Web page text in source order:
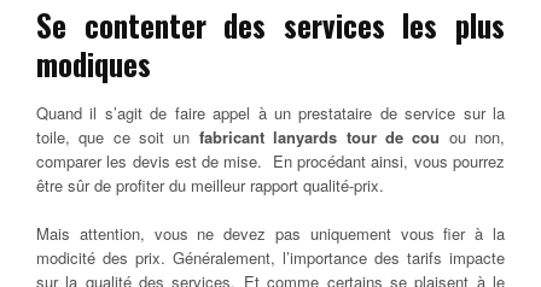
Se contenter des services les plus
modiques
Quand il s’agit de faire appel à un prestataire de service sur la
toile, que ce soit un fabricant lanyards tour de cou ou non,
comparer les devis est de mise. En procédant ainsi, vous pourrez
être sûr de profiter du meilleur rapport qualité-prix.
Mais attention, vous ne devez pas uniquement vous fier à la
modicité des prix. Généralement, l’importance des tarifs impacte
sur la qualité des services. Et comme certains se plaisent à le